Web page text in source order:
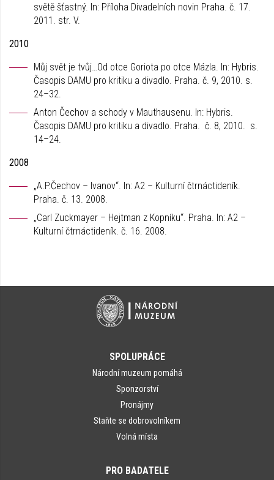
světě šťastný. In: Příloha Divadelních novin Praha. č. 17.
2011. str. V.
2010
Můj svět je tvůj…Od otce Goriota po otce Mázla. In: Hybris.
Časopis DAMU pro kritiku a divadlo. Praha. č. 9, 2010. s.
24–32.
Anton Čechov a schody v Mauthausenu. In: Hybris.
Časopis DAMU pro kritiku a divadlo. Praha. č. 8, 2010. s.
14–24.
2008
„A.P.Čechov – Ivanov“. In: A2 – Kulturní čtrnáctideník.
Praha. č. 13. 2008.
„Carl Zuckmayer – Hejtman z Kopníku“. Praha. In: A2 –
Kulturní čtrnáctideník. č. 16. 2008.
SPOLUPRÁCE
Národní muzeum pomáhá
Sponzorství
Pronájmy
Staňte se dobrovolníkem
Volná místa
PRO BADATELE